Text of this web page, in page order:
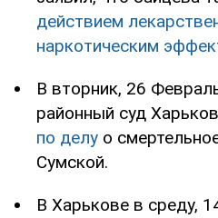
действием
наркотическим
В вторник, 26
районный суд
по делу о
Сумской.
В Харькове в среду,